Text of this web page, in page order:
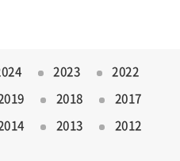
2023
2022
2018
2017
2013
2012